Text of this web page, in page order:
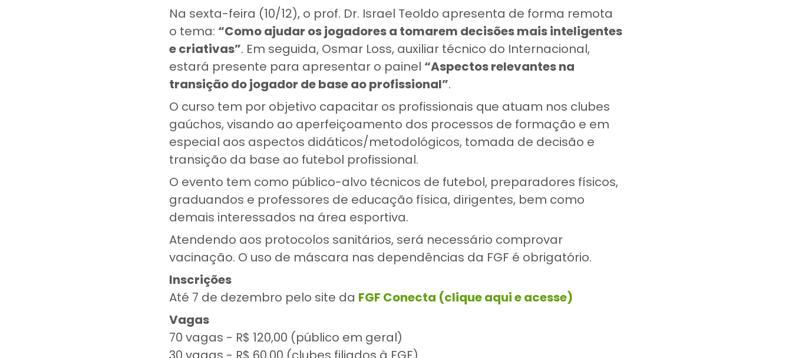
Na sexta-feira (10/12), o prof. Dr. Israel Teoldo apresenta de forma remota
o tema: “Como ajudar os jogadores a tomarem decisões mais inteligentes
e criativas”. Em seguida, Osmar Loss, auxiliar técnico do Internacional,
estará presente para apresentar o painel “Aspectos relevantes na
transição do jogador de base ao profissional”.
O curso tem por objetivo capacitar os profissionais que atuam nos clubes
gaúchos, visando ao aperfeiçoamento dos processos de formação e em
especial aos aspectos didáticos/metodológicos, tomada de decisão e
transição da base ao futebol profissional.
O evento tem como público-alvo técnicos de futebol, preparadores físicos,
graduandos e professores de educação física, dirigentes, bem como
demais interessados na área esportiva.
Atendendo aos protocolos sanitários, será necessário comprovar
vacinação. O uso de máscara nas dependências da FGF é obrigatório.
Inscrições
Até 7 de dezembro pelo site da FGF Conecta (clique aqui e acesse)
Vagas
70 vagas - R$ 120,00 (público em geral)